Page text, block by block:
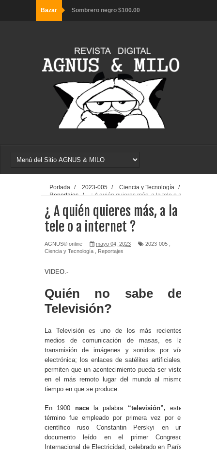
Bazar Sombrero bucanero $65.00
Cruz decorativa $65.00
Sombrero negro $100.00
Portada / 2023-005 / Ciencia y Tecnología
/
Reportajes
/
¿ A quién quieres más, a la tele o a
¿ A quién quieres más, a la
tele o a internet ?
AGNUS® online mayo 04, 2023 2023-005
Ciencia y Tecnología
Reportajes
VIDEO.-
Quién no sabe de
Televisión?
La Televisión es uno de los más recientes
medios de comunicación de masas, es la
transmisión de imágenes y sonidos por vía
electrónica; los enlaces de satélites artificiales,
permiten que un acontecimiento pueda ser visto
en el más remoto lugar del mundo al mismo
tiempo en que se produce.
En 1900 nacela palabra “televisión”, este
término fue empleado por primera vez por el
científico ruso Constantin Perskyi en un
documento leído en el primer Congreso
Internacional de Electricidad, celebrado en París